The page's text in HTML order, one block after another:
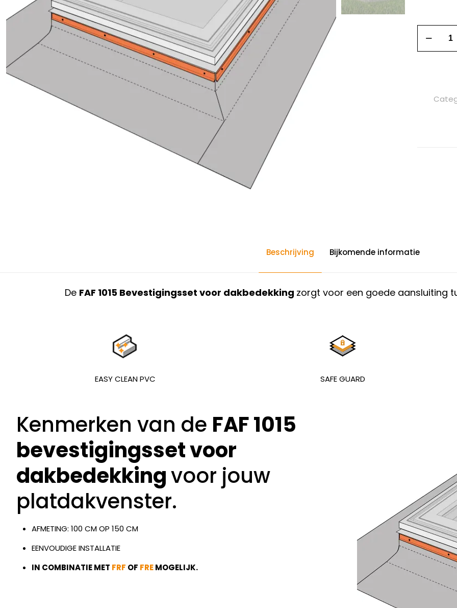
Beschrijving Bijkomende informatie
De FAF 1015 Bevestigingsset voor dakbedekking zorgt voor een goede aansluiting
EASY CLEAN PVC SAFE GUARD
Kenmerken van de FAF 1015
bevestigingsset voor
dakbedekkingvoor jouw
platdakvenster.
AFMETING: 100 CM OP 150 CM
EENVOUDIGE INSTALLATIE
IN COMBINATIE MET FRF OF FREMOGELIJK.